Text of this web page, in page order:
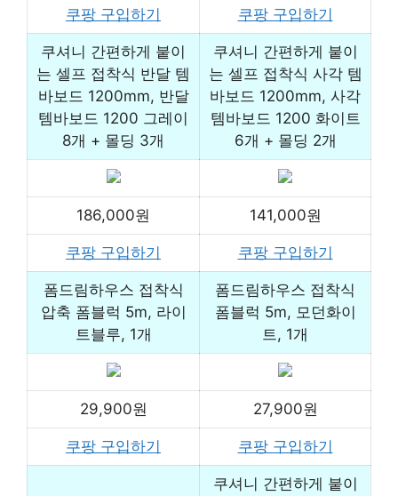
쿠팡 구입하기 쿠팡 구입하기
쿠셔니 간편하게 붙이
는 셀프 접착식 반달 템
바보드 1200mm, 반달
템바보드 1200 그레이
8개 + 몰딩 3개
쿠셔니 간편하게 붙이
는 셀프 접착식 사각 템
바보드 1200mm, 사각
템바보드 1200 화이트
6개 + 몰딩 2개
186,000원 141,000원
쿠팡 구입하기 쿠팡 구입하기
폼드림하우스 접착식
압축 폼블럭 5m, 라이
트블루, 1개
폼드림하우스 접착식
폼블럭 5m, 모던화이
트, 1개
29,900원 27,900원
쿠팡 구입하기 쿠팡 구입하기
쿠셔니 간편하게 붙이